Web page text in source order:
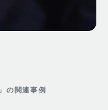
」の関連事例